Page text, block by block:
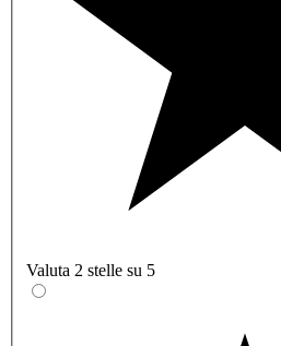
Valuta 2 stelle su 5